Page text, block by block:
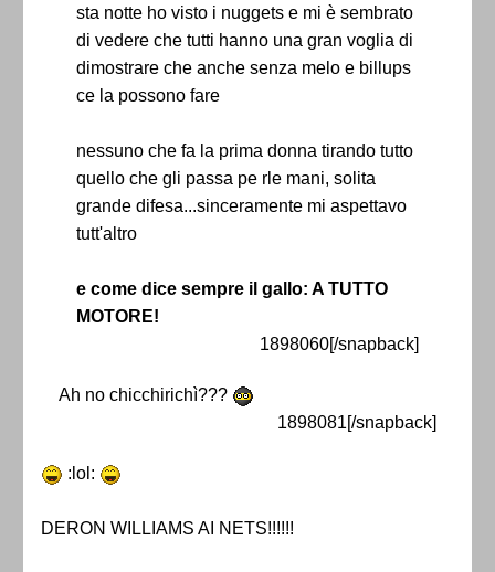
sta notte ho visto i nuggets e mi è sembrato
di vedere che tutti hanno una gran voglia di
dimostrare che anche senza melo e billups
ce la possono fare
nessuno che fa la prima donna tirando tutto
quello che gli passa pe rle mani, solita
grande difesa...sinceramente mi aspettavo
tutt'altro
e come dice sempre il gallo: A TUTTO
MOTORE!
1898060[/snapback]
Ah no chicchirichì???
1898081[/snapback]
:lol:
DERON WILLIAMS AI NETS!!!!!!